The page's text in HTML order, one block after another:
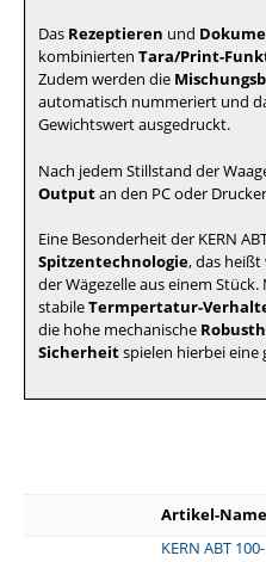
Das Rezeptieren und
kombinierten Tara/Print-
Zudem werden die
automatisch nummeriert und
Gewichtswert ausgedruckt.
Nach jedem Stillstand der
Outputan den PC oder
Eine Besonderheit der KERN
Spitzentechnologie, das
der Wägezelle aus einem
stabileTermpertatur-
die hohe mechanische
Sicherheitspielen hierbei eine
Artikel-Name
KERN ABT 100-